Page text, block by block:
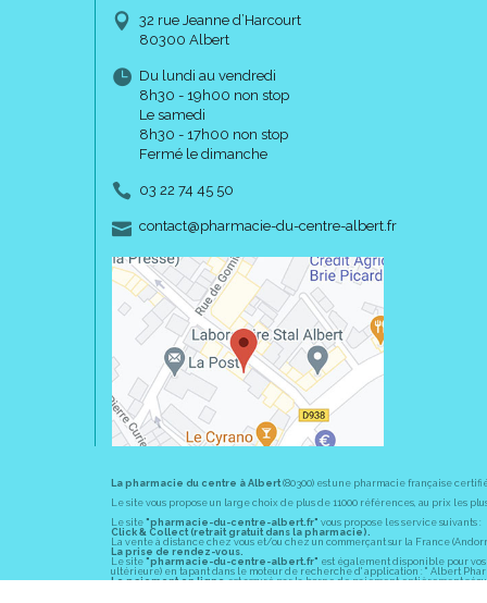
32 rue Jeanne d’Harcourt
80300 Albert
Du lundi au vendredi
8h30 - 19h00 non stop
Le samedi
8h30 - 17h00 non stop
Fermé le dimanche
03 22 74 45 50
contact-
@-
pharmacie-du-centre-albert.fr
La pharmacie du centre à Albert (80300) est une pharmacie française
Le site vous propose un large choix de plus de 11000 références, au prix les
Le site "pharmacie-du-centre-albert.fr" vous propose les service suivants :
Click & Collect (retrait gratuit dans la pharmacie).
La vente à distance chez vous et/ou chez un commerçant sur la France
La prise de rendez-vous.
Le site "pharmacie-du-centre-albert.fr" est également disponible pour
ultérieure) en tapant dans le moteur de recherche d' application : " Albert
Le paiement en ligneest assuré par la borne de paiement entièrement